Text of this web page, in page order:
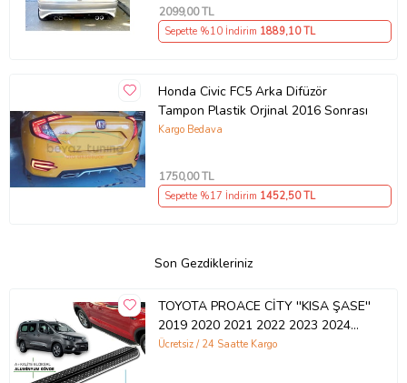
2099,00 TL
Sepette %10 İndirim 1889,10 TL
Honda Civic FC5 Arka Difüzör
Tampon Plastik Orjinal 2016 Sonrası
Kargo Bedava
1750,00 TL
Sepette %17 İndirim 1452,50 TL
Son Gezdikleriniz
TOYOTA PROACE CİTY ''KISA ŞASE''
2019 2020 2021 2022 2023 2024
2025 YAN BASAMAK
Ücretsiz / 24 Saatte Kargo